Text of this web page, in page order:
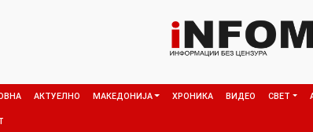
АКТУЕЛНО МАКЕДОНИЈА ХРОНИКА ВИДЕО СВЕТ